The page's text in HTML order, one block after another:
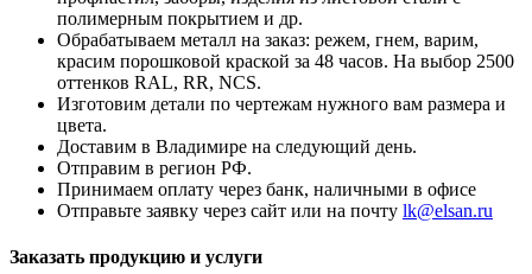
полимерным покрытием и др.
Обрабатываем металл на заказ: режем, гнем, варим,
красим порошковой краской за 48 часов. На выбор 2500
оттенков RAL, RR, NCS.
Изготовим детали по чертежам нужного вам размера и
цвета.
Доставим в Владимире на следующий день.
Отправим в регион РФ.
Принимаем оплату через банк, наличными в офисе
Отправьте заявку через сайт или на почту lk@elsan.ru
Заказать продукцию и услуги